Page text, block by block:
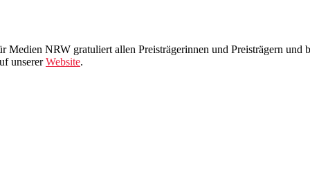
NRW gratuliert allen Preisträgerinnen und Preisträgern und
unsererWebsite.